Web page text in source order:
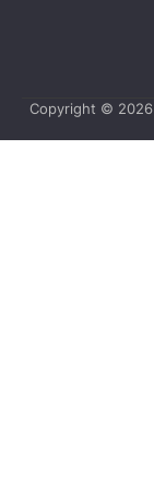
Copyright © 2026